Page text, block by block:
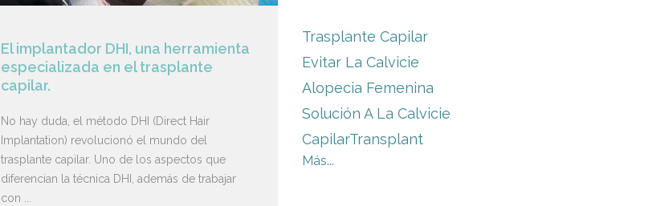
El implantador DHI, una herramienta
especializada en el trasplante
capilar.
No hay duda, el método DHI (Direct Hair
Implantation) revolucionó el mundo del
trasplante capilar. Uno de los aspectos que
diferencian la técnica DHI, además de trabajar
con ...
Trasplante Capilar
Evitar La Calvicie
Alopecia Femenina
Solución A La Calvicie
CapilarTransplant
Más...